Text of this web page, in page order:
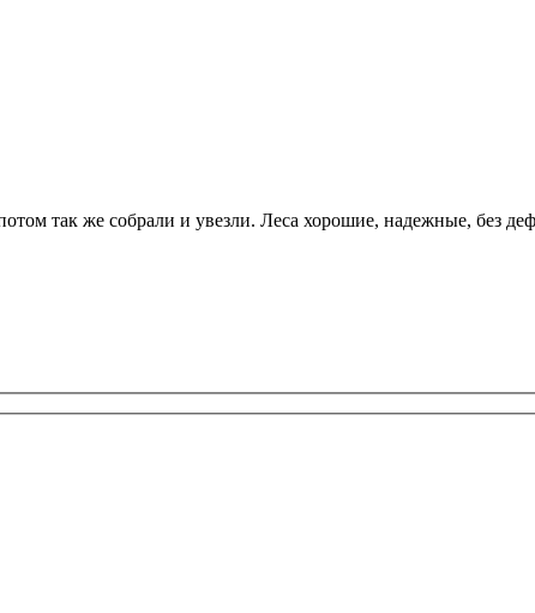
так же собрали и увезли. Леса хорошие, надежные, без